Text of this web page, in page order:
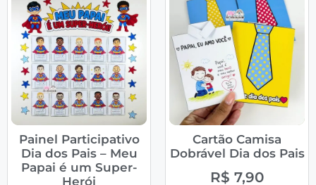
Painel Participativo
Dia dos Pais – Meu
Papai é um Super-
Herói
Cartão Camisa
Dobrável Dia dos Pais
R$ 7,90